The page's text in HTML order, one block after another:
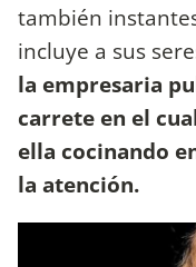
también
incluye a sus
la empresaria
carrete en el
ella cocinando
la atención.